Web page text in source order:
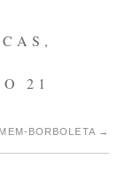
21
BORBOLETA →